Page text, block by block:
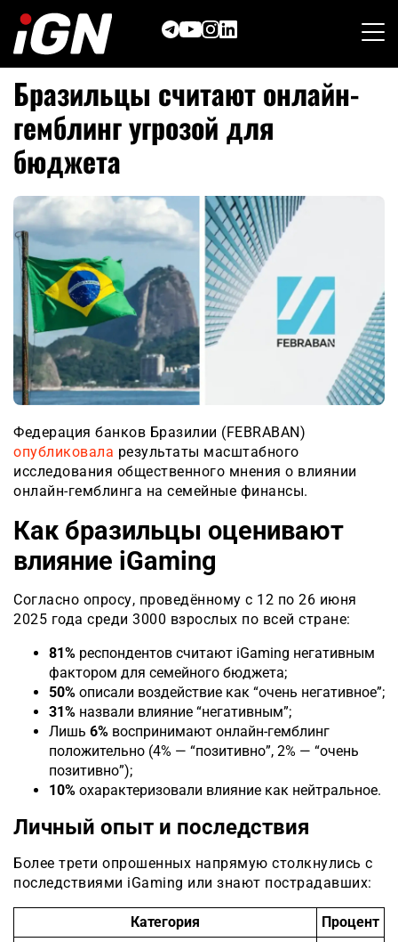
content
Бразильцы считают онлайн-
гемблинг угрозой для
бюджета
Федерация банков Бразилии (FEBRABAN)
опубликовала результаты масштабного
исследования общественного мнения о влиянии
онлайн-гемблинга на семейные финансы.
Как бразильцы оценивают
влияние iGaming
Согласно опросу, проведённому с 12 по 26 июня
2025 года среди 3000 взрослых по всей стране:
81% респондентов считают iGaming негативным
фактором для семейного бюджета;
50% описали воздействие как “очень негативное”;
31% назвали влияние “негативным”;
Лишь 6% воспринимают онлайн-гемблинг
положительно (4% — “позитивно”, 2% — “очень
позитивно”);
10% охарактеризовали влияние как нейтральное.
Личный опыт и последствия
Более трети опрошенных напрямую столкнулись с
последствиями iGaming или знают пострадавших:
Категория
Процент